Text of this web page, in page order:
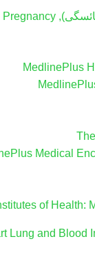
),
Pregnancy
MedlinePlus
Medical
of Health:
Lung and Blood